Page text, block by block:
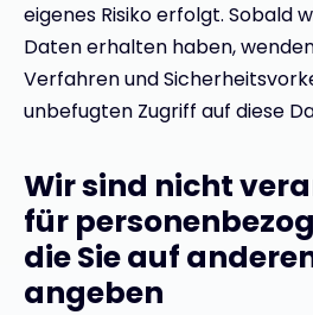
eigenes Risiko erfolgt. Sobald
Daten erhalten haben,
Verfahren und
unbefugten Zugriff auf diese
Wir sind nicht
für
die Sie auf
angeben